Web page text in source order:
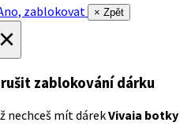
zablokovat
× Zpět
zablokování dárku
nechceš mít dárekVivaia botky